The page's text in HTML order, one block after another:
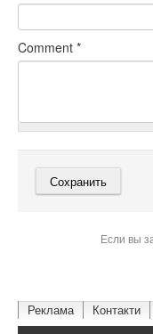
Comment *
Если вы
Реклама Контакти